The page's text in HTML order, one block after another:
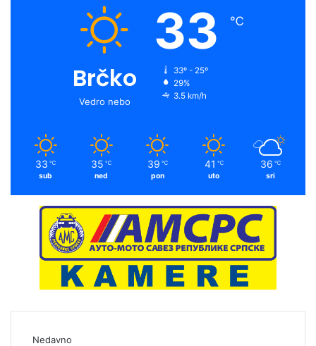
Brčko
Vedro nebo
33 ℃
33º - 25º
29%
3.5 km/h
33 ℃
sub
35 ℃
ned
39 ℃
pon
41 ℃
uto
36 ℃
sri
Nedavno